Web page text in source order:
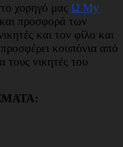
χορηγό μας Ω My
προσφορά των
και τον φίλο και
κουπόνια από
τους νικητές του